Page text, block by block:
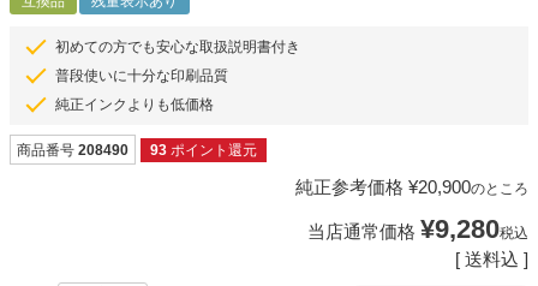
初めての方でも安心な取扱説明書付き
普段使いに十分な印刷品質
純正インクよりも低価格
商品番号 208490 93 ポイント還元
純正参考価格 ¥20,900のところ
当店通常価格 ¥9,280税込
送料込